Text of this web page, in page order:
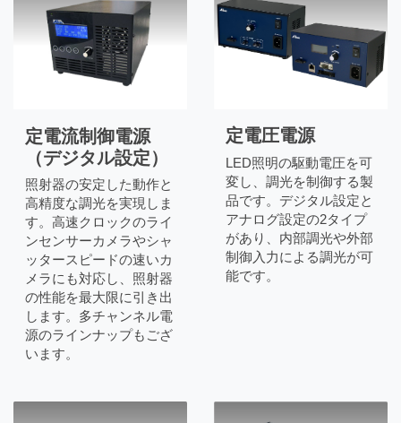
定電流制御電源
（デジタル設定）
照射器の安定した動作と
高精度な調光を実現しま
す。高速クロックのライ
ンセンサーカメラやシャ
ッタースピードの速いカ
メラにも対応し、照射器
の性能を最大限に引き出
します。多チャンネル電
源のラインナップもござ
います。
定電圧電源
LED照明の駆動電圧を可
変し、調光を制御する製
品です。デジタル設定と
アナログ設定の2タイプ
があり、内部調光や外部
制御入力による調光が可
能です。